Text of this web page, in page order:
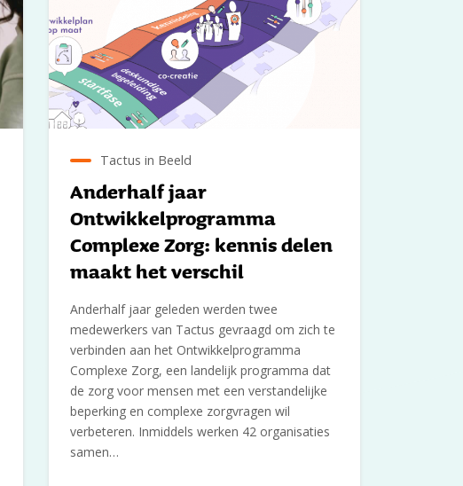
Tactus in Beeld
Anderhalf jaar
Ontwikkelprogramma
Complexe Zorg: kennis delen
maakt het verschil
Anderhalf jaar geleden werden twee
medewerkers van Tactus gevraagd om zich te
verbinden aan het Ontwikkelprogramma
Complexe Zorg, een landelijk programma dat
de zorg voor mensen met een verstandelijke
beperking en complexe zorgvragen wil
verbeteren. Inmiddels werken 42 organisaties
samen…